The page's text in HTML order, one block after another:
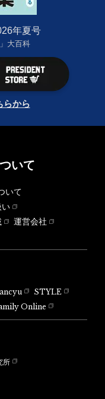
年夏号
大百科
らから
いて
いて
い
運営会社
STYLE
Online
所